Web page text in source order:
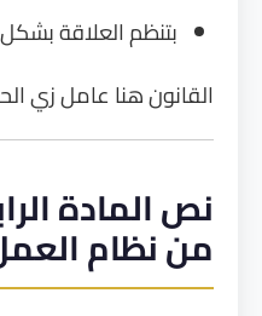
بتنظم العلاقة
القانون هنا عامل زي
نص المادة
من نظام